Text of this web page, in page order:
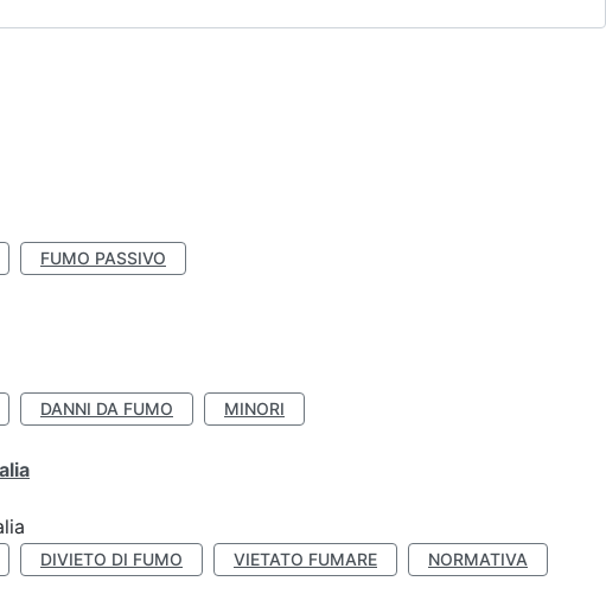
FUMO PASSIVO
DANNI DA FUMO MINORI
DIVIETO DI FUMO VIETATO FUMARE NORMATIVA